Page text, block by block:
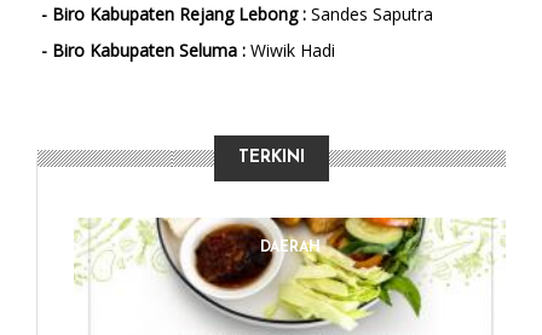
- Biro Kabupaten Rejang Lebong : Sandes Saputra
- Biro Kabupaten Seluma : Wiwik Hadi
TERKINI
DAERAH